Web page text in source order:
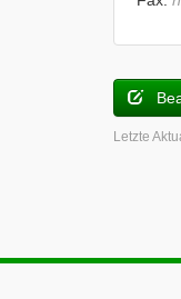
Letzte